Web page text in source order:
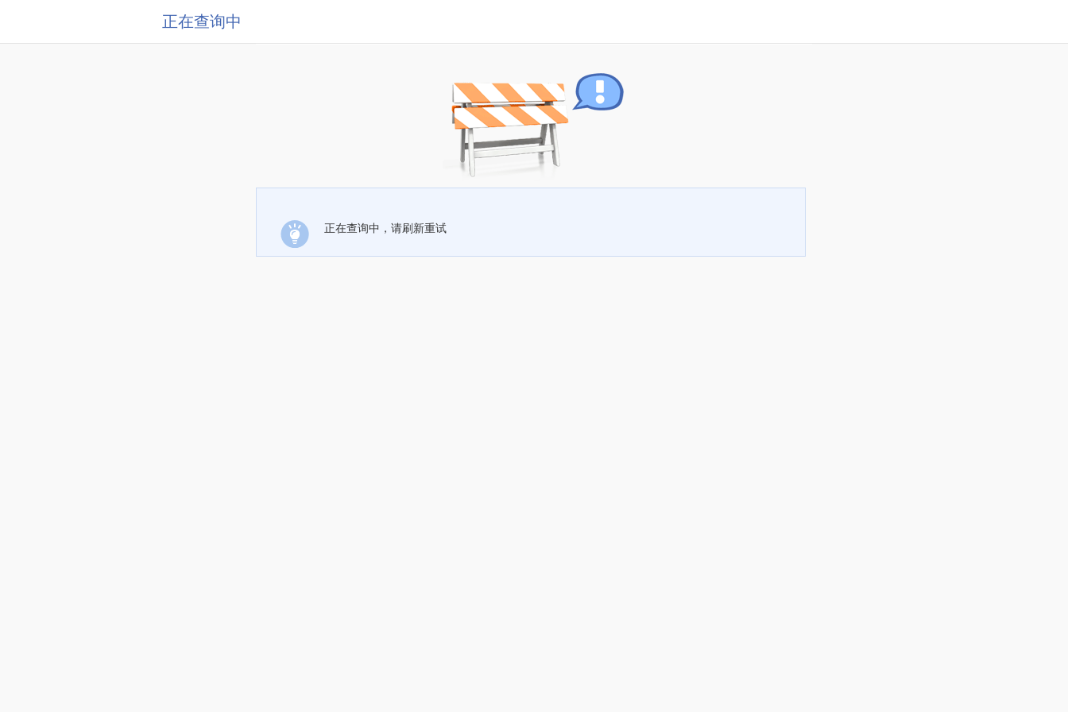
正在查询中
正在查询中，请刷新重试